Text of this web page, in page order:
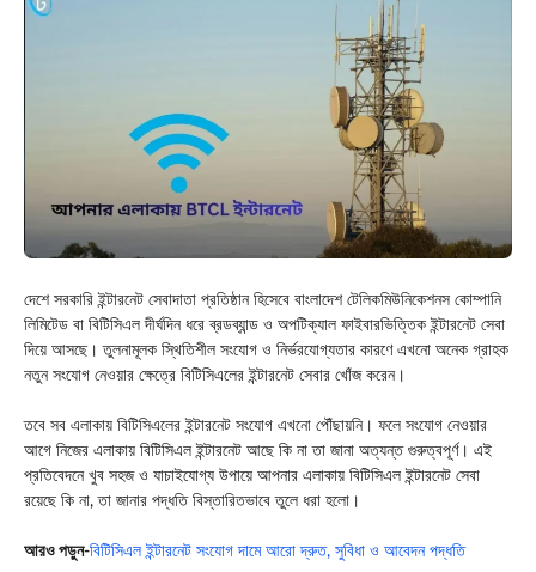
দেশে সরকারি ইন্টারনেট সেবাদাতা প্রতিষ্ঠান হিসেবে বাংলাদেশ টেলিকমিউনিকেশনস কোম্পানি
লিমিটেড বা বিটিসিএল দীর্ঘদিন ধরে ব্রডব্যান্ড ও অপটিক্যাল ফাইবারভিত্তিক ইন্টারনেট সেবা
দিয়ে আসছে। তুলনামূলক স্থিতিশীল সংযোগ ও নির্ভরযোগ্যতার কারণে এখনো অনেক গ্রাহক
নতুন সংযোগ নেওয়ার ক্ষেত্রে বিটিসিএলের ইন্টারনেট সেবার খোঁজ করেন।
তবে সব এলাকায় বিটিসিএলের ইন্টারনেট সংযোগ এখনো পৌঁছায়নি। ফলে সংযোগ নেওয়ার
আগে নিজের এলাকায় বিটিসিএল ইন্টারনেট আছে কি না তা জানা অত্যন্ত গুরুত্বপূর্ণ। এই
প্রতিবেদনে খুব সহজ ও যাচাইযোগ্য উপায়ে আপনার এলাকায় বিটিসিএল ইন্টারনেট সেবা
রয়েছে কি না, তা জানার পদ্ধতি বিস্তারিতভাবে তুলে ধরা হলো।
আরও পড়ুন-বিটিসিএল ইন্টারনেট সংযোগ দামে আরো দ্রুত, সুবিধা ও আবেদন পদ্ধতি